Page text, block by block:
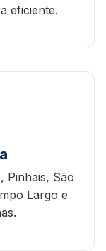
eficiente.
Pinhais, São
Largo e